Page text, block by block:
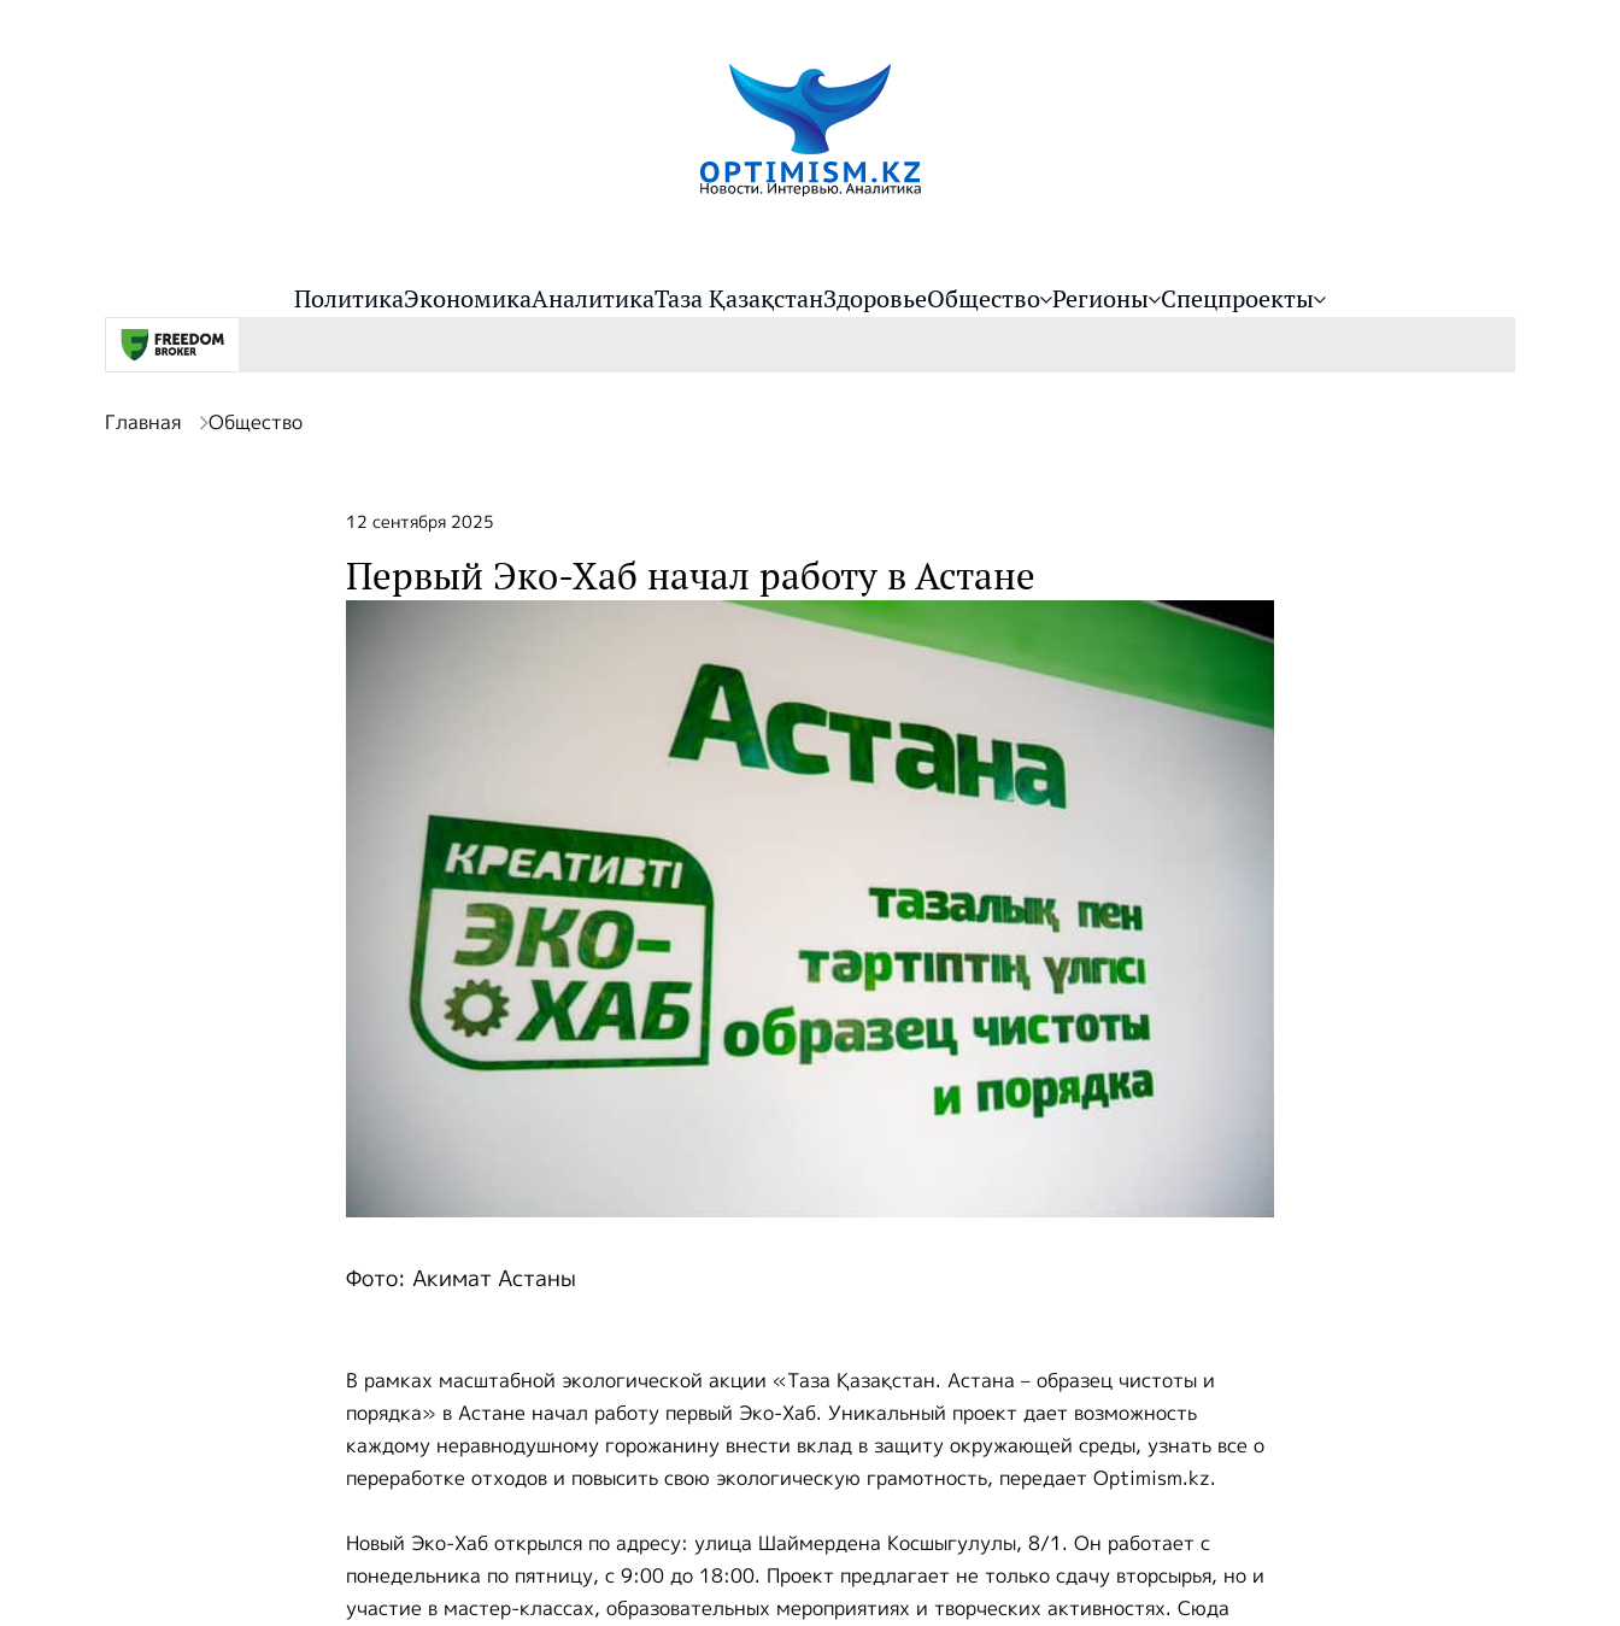
ПолитикаЭкономикаАналитикаТаза ҚазақстанЗдоровьеОбщество Регионы Спецпроекты
Главная Общество
12 сентября 2025
Первый Эко-Хаб начал работу в Астане
Фото: Акимат Астаны
В рамках масштабной экологической акции «Таза Қазақстан. Астана – образец чистоты и
порядка» в Астане начал работу первый Эко-Хаб. Уникальный проект дает возможность
каждому неравнодушному горожанину внести вклад в защиту окружающей среды, узнать все о
переработке отходов и повысить свою экологическую грамотность, передает Optimism.kz.
Новый Эко-Хаб открылся по адресу: улица Шаймердена Косшыгулулы, 8/1. Он работает с
понедельника по пятницу, с 9:00 до 18:00. Проект предлагает не только сдачу вторсырья, но и
участие в мастер-классах, образовательных мероприятиях и творческих активностях. Сюда